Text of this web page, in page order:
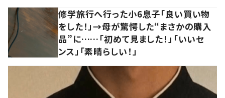
修学旅行へ行った小6息子「良い買い物
をした！」→母が驚愕した“まさかの購入
品”に……「初めて見ました！」「いいセ
ンス」「素晴らしい！」